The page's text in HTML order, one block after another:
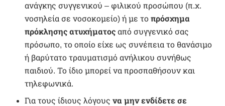
ανάγκης συγγενικού – φιλικού προσώπου (π.χ.
νοσηλεία σε νοσοκομείο) ή με τοπρόσχημα
πρόκλησης ατυχήματος από συγγενικό σας
πρόσωπο, το οποίο είχε ως συνέπεια το θανάσιμο
ή βαρύτατο τραυματισμό ανήλικου συνήθως
παιδιού. Το ίδιο μπορεί να προσπαθήσουν και
τηλεφωνικά.
Για τους ίδιους λόγουςνα μην ενδίδετε σε